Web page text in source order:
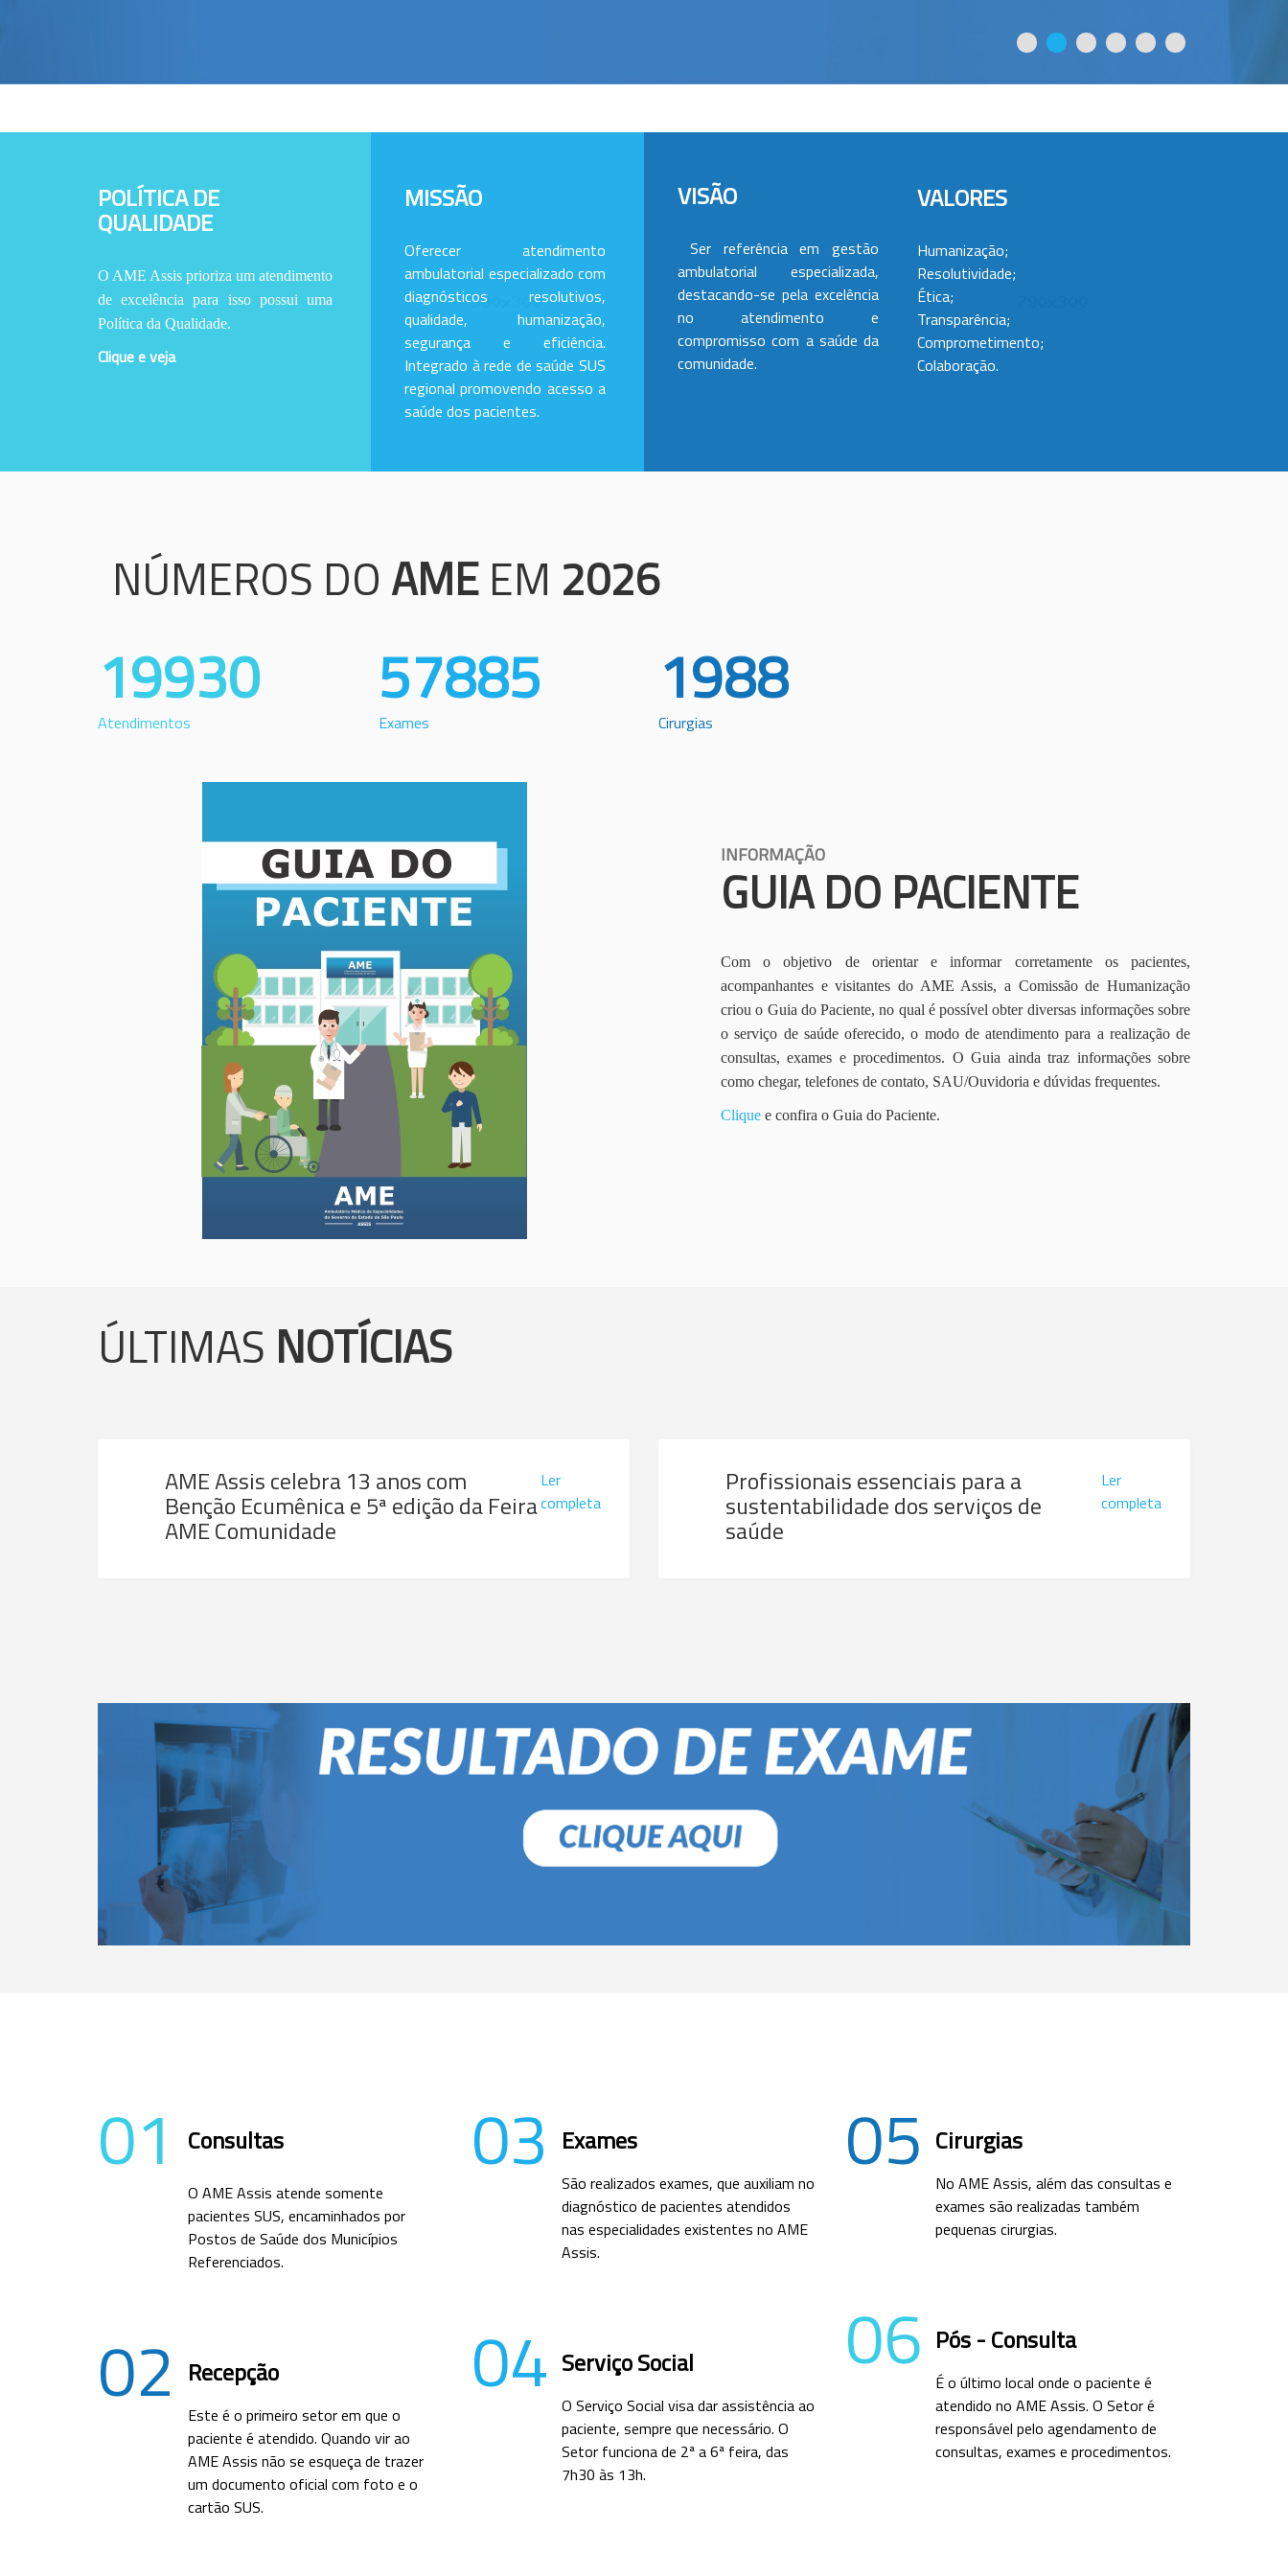
POLÍTICA DE
QUALIDADE
O AME Assis prioriza um atendimento
de excelência para isso possui uma
Política da Qualidade.
Clique e veja
MISSÃO
Oferecer atendimento
ambulatorial especializado com
diagnósticos resolutivos,
qualidade, humanização,
segurança e eficiência.
Integrado à rede de saúde SUS
regional promovendo acesso a
saúde dos pacientes.
VISÃO
Ser referência em gestão
ambulatorial especializada,
destacando-se pela excelência
no atendimento e
compromisso com a saúde da
comunidade.
VALORES
Humanização;
Resolutividade;
Ética;
Transparência;
Comprometimento;
Colaboração.
NÚMEROS DO AME EM 2026
19930
Atendimentos
57885
Exames
1988
Cirurgias
INFORMAÇÃO
GUIA DO PACIENTE
Com o objetivo de orientar e informar corretamente os pacientes,
acompanhantes e visitantes do AME Assis, a Comissão de Humanização
criou o Guia do Paciente, no qual é possível obter diversas informações sobre
o serviço de saúde oferecido, o modo de atendimento para a realização de
consultas, exames e procedimentos. O Guia ainda traz informações sobre
como chegar, telefones de contato, SAU/Ouvidoria e dúvidas frequentes.
Clique e confira o Guia do Paciente.
ÚLTIMAS NOTÍCIAS
AME Assis celebra 13 anos com
Benção Ecumênica e 5ª edição da Feira
AME Comunidade
Ler
completa
Profissionais essenciais para a
sustentabilidade dos serviços de
saúde
Ler
completa
01 Consultas
O AME Assis atende somente
pacientes SUS, encaminhados por
Postos de Saúde dos Municípios
Referenciados.
02 Recepção
Este é o primeiro setor em que o
paciente é atendido. Quando vir ao
AME Assis não se esqueça de trazer
um documento oficial com foto e o
cartão SUS.
03 Exames
São realizados exames, que auxiliam no
diagnóstico de pacientes atendidos
nas especialidades existentes no AME
Assis.
04 Serviço Social
O Serviço Social visa dar assistência ao
paciente, sempre que necessário. O
Setor funciona de 2ª a 6ª feira, das
7h30 às 13h.
05 Cirurgias
No AME Assis, além das consultas e
exames são realizadas também
pequenas cirurgias.
06 Pós - Consulta
É o último local onde o paciente é
atendido no AME Assis. O Setor é
responsável pelo agendamento de
consultas, exames e procedimentos.